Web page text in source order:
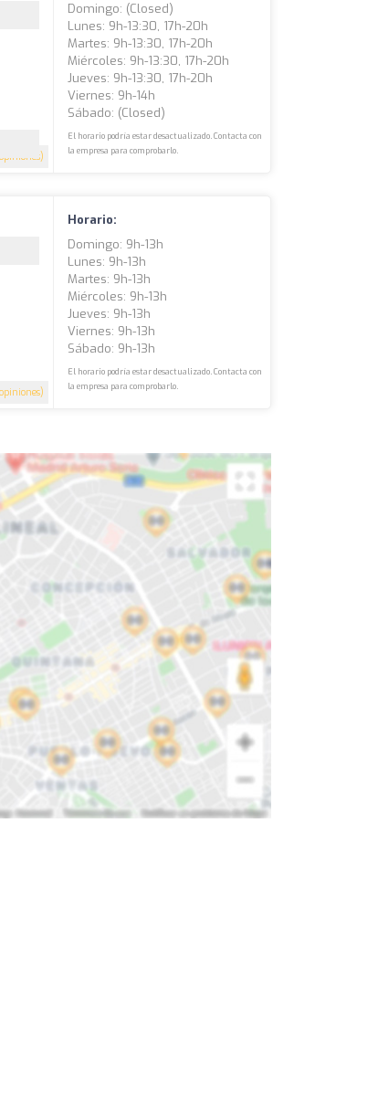
Domingo: (closed)
Lunes: 9h-13:30, 17h-20h
Martes: 9h-13:30, 17h-20h
Miércoles: 9h-13:30, 17h-20h
Jueves: 9h-13:30, 17h-20h
Viernes: 9h-14h
Sábado: (closed)
El horario podría estar desactualizado. Contacta con
la empresa para comprobarlo.
Horario:
Domingo: 9h-13h
Lunes: 9h-13h
Martes: 9h-13h
Miércoles: 9h-13h
Jueves: 9h-13h
Viernes: 9h-13h
Sábado: 9h-13h
El horario podría estar desactualizado. Contacta con
la empresa para comprobarlo.